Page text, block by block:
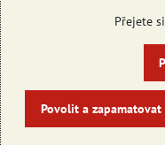
Přejete
Povolit a